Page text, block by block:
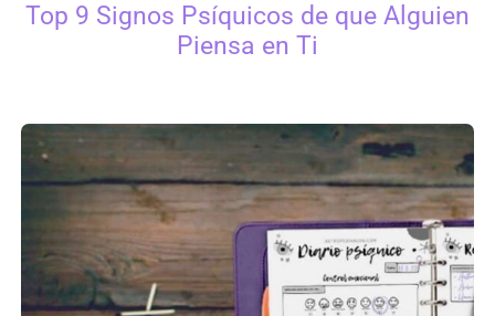
Top 9 Signos Psíquicos de que Alguien
Piensa en Ti